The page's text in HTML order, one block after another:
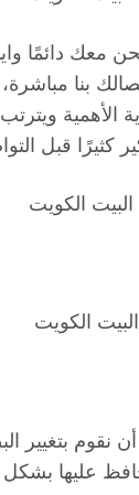
معك دائمًا
المختص بعد
كثيرًا
بتغيير
عليها بشكل